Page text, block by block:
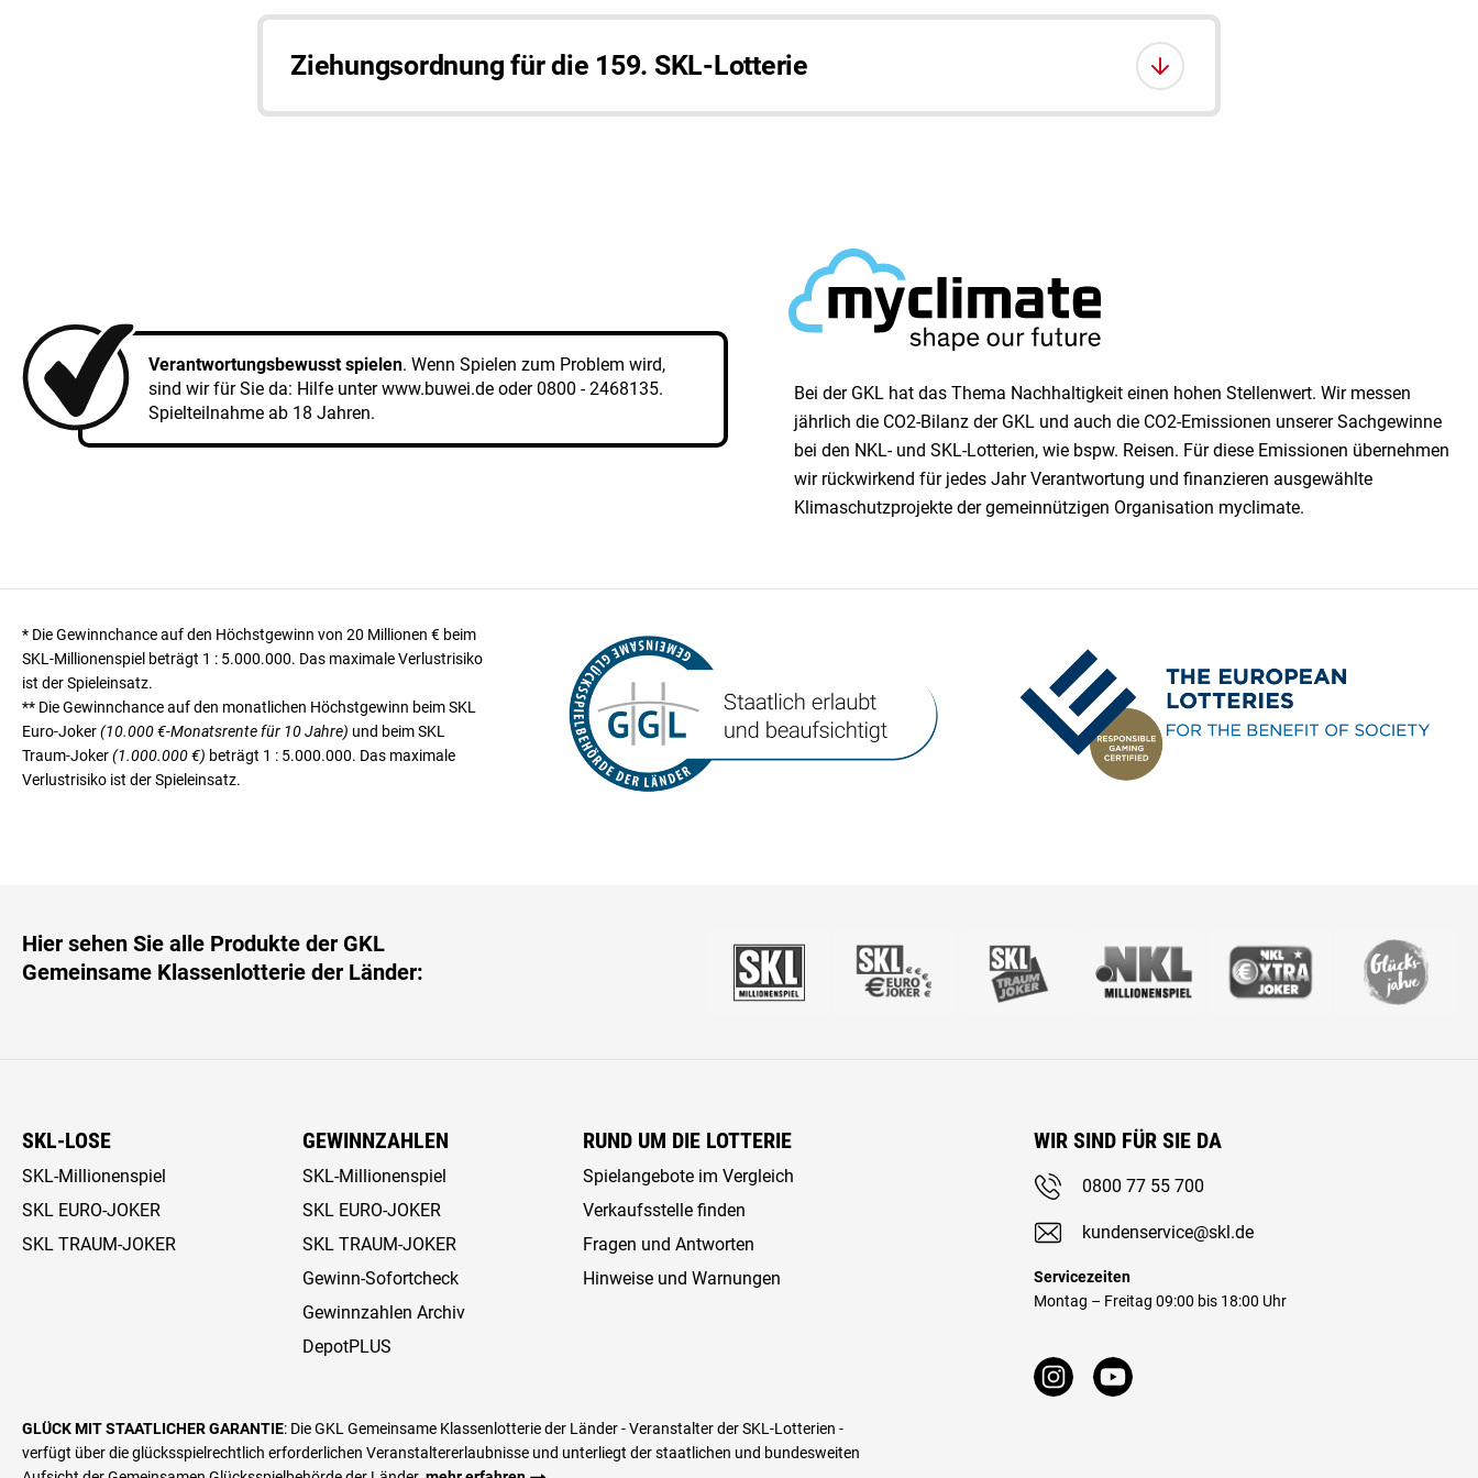
Ziehungsordnung für die 159. SKL-Lotterie
Verantwortungsbewusst spielen. Wenn Spielen zum Problem wird,
sind wir für Sie da: Hilfe unterwww.buwei.de oder0800 - 2468135.
Spielteilnahme ab 18 Jahren.
Bei der GKL hat das Thema Nachhaltigkeit einen ho­hen Stellen­wert. Wir messen
jährlich die CO2-Bilanz der GKL und auch die CO2-Emissionen unserer Sach­ge­winne
bei den NKL- und SKL-Lotterien, wie bspw. Reisen. Für diese Emissionen übernehmen
wir rück­wirkend für jedes Jahr Verantwortung und finanzieren ausgewählte
Klimaschutzprojekte der gemeinnützigen Organisation myclimate.
* Die Gewinnchance auf den Höchstgewinn von 20 Millionen € beim
SKL-Millionenspiel beträgt 1 : 5.000.000. Das maximale Verlustrisiko
ist der Spieleinsatz.
** Die Gewinnchance auf den monatlichen Höchstgewinn beim SKL
Euro-Joker(10.000 €-Monatsrente für 10 Jahre) und beim SKL
Traum-Joker(1.000.000 €) beträgt 1 : 5.000.000. Das maximale
Verlustrisiko ist der Spieleinsatz.
Hier sehen Sie alle Produkte der GKL
Gemeinsame Klassenlotterie der Länder:
SKL-LOSE
SKL-Millionenspiel
SKL EURO-JOKER
SKL TRAUM-JOKER
GEWINNZAHLEN
SKL-Millionenspiel
SKL EURO-JOKER
SKL TRAUM-JOKER
Gewinn-Sofortcheck
Gewinnzahlen Archiv
DepotPLUS
RUND UM DIE LOTTERIE
Spielangebote im Vergleich
Verkaufsstelle finden
Fragen und Antworten
Hinweise und Warnungen
WIR SIND FÜR SIE DA
0800 77 55 700
kundenservice@skl.de
Servicezeiten
Montag – Freitag 09:00 bis 18:00 Uhr
GLÜCK MIT STAATLICHER GARANTIE: Die GKL Gemeinsame Klassenlotterie der Länder - Veranstalter der SKL-Lotterien -
verfügt über die glücks­spiel­rechtlich erforderlichen Veranstalter­erlaubnisse und unterliegt der staatlichen und bundesweiten